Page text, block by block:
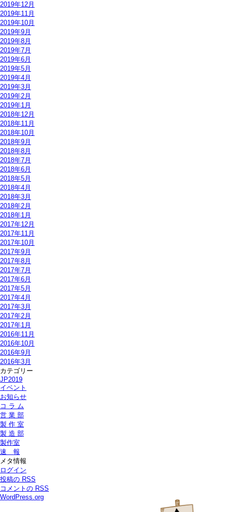
2019年12月
2019年11月
2019年10月
2019年9月
2019年8月
2019年7月
2019年6月
2019年5月
2019年4月
2019年3月
2019年2月
2019年1月
2018年12月
2018年11月
2018年10月
2018年9月
2018年8月
2018年7月
2018年6月
2018年5月
2018年4月
2018年3月
2018年2月
2018年1月
2017年12月
2017年11月
2017年10月
2017年9月
2017年8月
2017年7月
2017年6月
2017年5月
2017年4月
2017年3月
2017年2月
2017年1月
2016年11月
2016年10月
2016年9月
2016年3月
カテゴリー
JP2019
イベント
お知らせ
コ ラ ム
営 業 部
製 作 室
製 造 部
製作室
速 報
メタ情報
ログイン
投稿の RSS
コメントの RSS
WordPress.org